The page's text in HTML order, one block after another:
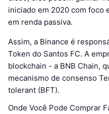
iniciado em 2020 com foco
em renda passiva.
Assim, a Binance é
Token do Santos FC. A
blockchain - a BNB Chain,
mecanismo de consenso
tolerant (BFT).
Onde Você Pode Comprar